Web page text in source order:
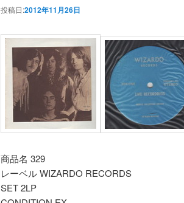
投稿日:2012年11月26日
商品名 329
レーベル WIZARDO RECORDS
SET 2LP